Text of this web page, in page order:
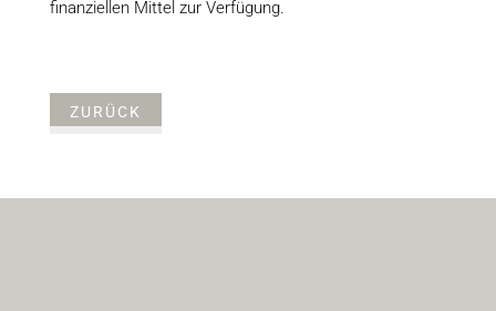
finanziellen Mittel zur Verfügung.
ZURÜCK